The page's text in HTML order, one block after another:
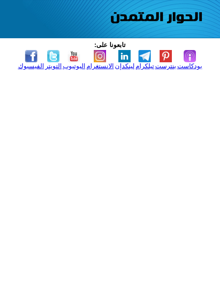
تابعونا على:
الفيسبوك التويتر اليوتيوب الانستغرام لينكدإن تيلكرامبنترست بودكاست